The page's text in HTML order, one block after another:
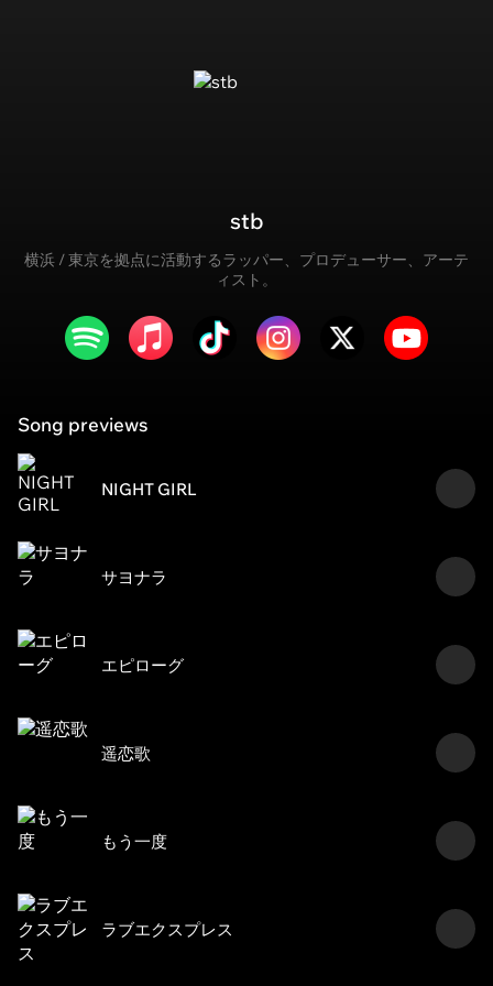
stb
横浜 / 東京を拠点に活動するラッパー、プロデューサー、アーテ
ィスト。
Song previews
NIGHT GIRL
サヨナラ
エピローグ
遥恋歌
もう一度
ラブエクスプレス